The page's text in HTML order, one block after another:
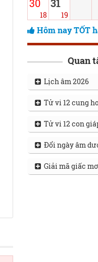
30
18
31
19
Hôm nay TỐT
Quan
Lịch âm 2026
Tử vi 12 cung
Tử vi 12 con
Đổi ngày âm
Giải mã giấc mơ